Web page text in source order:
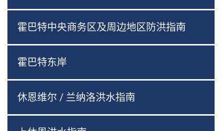
霍巴特中央商务区及周边地区防洪指南
霍巴特东岸
休恩维尔 / 兰纳洛洪水指南